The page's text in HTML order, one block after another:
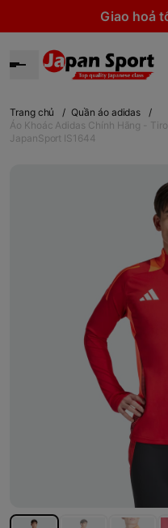
Giao hoả
Trang chủ / Quần áo adidas
/
Áo Khoác Adidas Chính Hãng -
JapanSport IS1644